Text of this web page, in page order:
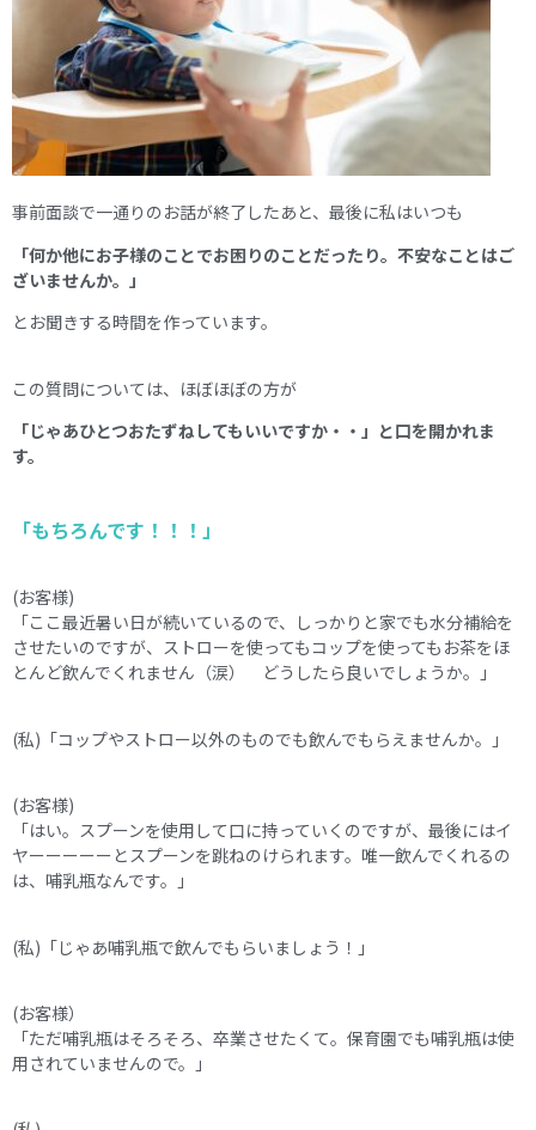
事前面談で一通りのお話が終了したあと、最後に私はいつも
「何か他にお子様のことでお困りのことだったり。不安なことはご
ざいませんか。」
とお聞きする時間を作っています。
この質問については、ほぼほぼの方が
「じゃあひとつおたずねしてもいいですか・・」と口を開かれま
す。
「もちろんです！！！」
(お客様)
「ここ最近暑い日が続いているので、しっかりと家でも水分補給を
させたいのですが、ストローを使ってもコップを使ってもお茶をほ
とんど飲んでくれません（涙） どうしたら良いでしょうか。」
(私)「コップやストロー以外のものでも飲んでもらえませんか。」
(お客様)
「はい。スプーンを使用して口に持っていくのですが、最後にはイ
ヤーーーーーとスプーンを跳ねのけられます。唯一飲んでくれるの
は、哺乳瓶なんです。」
(私)「じゃあ哺乳瓶で飲んでもらいましょう！」
(お客様）
「ただ哺乳瓶はそろそろ、卒業させたくて。保育園でも哺乳瓶は使
用されていませんので。」